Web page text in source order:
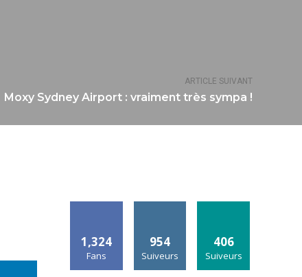
ARTICLE SUIVANT
Moxy Sydney Airport : vraiment très sympa !
1,324
Fans
954
Suiveurs
406
Suiveurs